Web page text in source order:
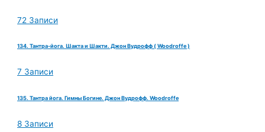
72 Записи
134. Тантра-йога. Шакта и Шакти. Джон Вудрофф ( Woodroffe )
7 Записи
135. Тантра йога. Гимны Богине. Джон Вудрофф. Woodroffe
8 Записи